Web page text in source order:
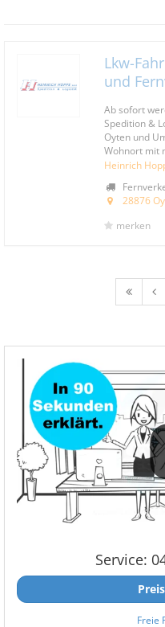
Lkw-
und
Ab sofort
Spedition &
Oyten und
Wohnort mit
Heinrich
28876
merken
Service:
Freie